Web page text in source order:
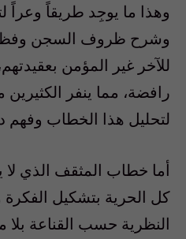
وهذا ما يوجِد طريقاً وعراً
وشرح ظروف السجن
للآخر غير المؤمن
رافضة، مما ينفر الكثيرين
لتحليل هذا الخطاب وفهم
أما خطاب المثقف الذي لا
كل الحرية بتشكيل
النظرية حسب القناعة